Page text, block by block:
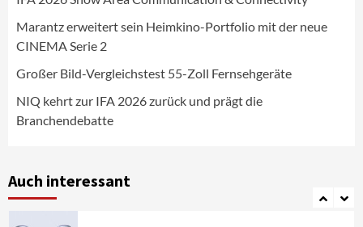
Marantz erweitert sein Heimkino-Portfolio mit der neue
CINEMA Serie 2
Großer Bild-Vergleichstest 55-Zoll Fernsehgeräte
NIQ kehrt zur IFA 2026 zurück und prägt die
Branchendebatte
Auch interessant
5
6
Aktuell
CHERRY baut Vertriebsteam in
7
Klimageräte und Ventilatoren